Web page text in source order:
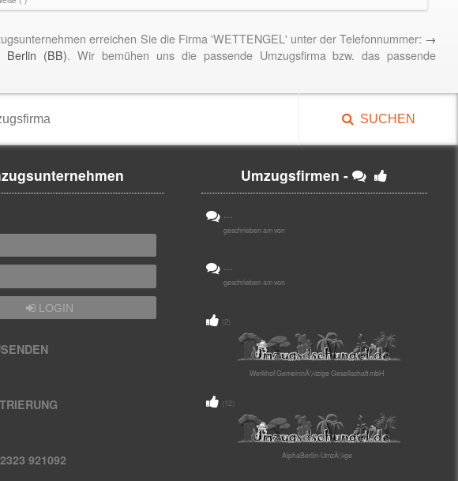
erreichen Sie die Firma 'WETTENGEL' unter der Telefonnummer: →
Berlin (BB). Wir bemühen uns die passende Umzugsfirma bzw. das passende
SUCHEN
LOGIN
921092
Umzugsfirmen -
geschrieben am von
geschrieben am von
(2)
Werkhof GemeinnÃ¼tzige Gesellschaft mbH
(12)
AlphaBerlin-UmzÃ¼ge